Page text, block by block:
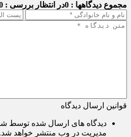
مجموع دیدگاهها : 0 در انتظار بررسی : 0
قوانین ارسال دیدگاه
دیدگاه های ارسال شده توسط
مدیریت در وب منتشر خواهد شد.